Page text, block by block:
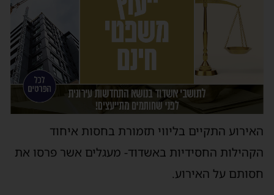
האירוע התקיים בליווי תזמורת בחסות איחוד
הקהילות החסידיות באשדוד- מעגלים אשר פרסו את
חסותם על האירוע.